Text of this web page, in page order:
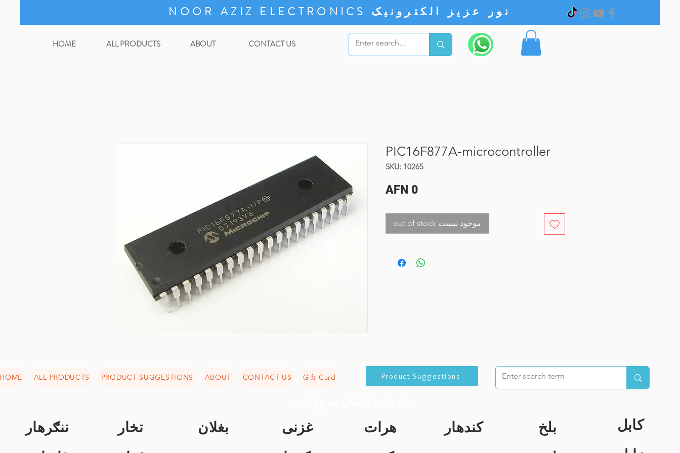
HOME ALL PRODUCTS ABOUT CONTACT US
NOOR AZIZ ELECTRONICS
PIC16F877A-microcontroller
SKU: 10265
AFN 0Price
out of stock موجود نیست
HOME ALL PRODUCTS PRODUCT SUGGESTIONS ABOUT CONTACT US Gift Card Product Suggestions
ننګرهار تخار بغلان غزنی هرات کندهار بلخ
کابل